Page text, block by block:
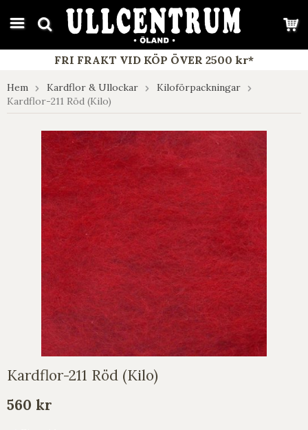
google-site-verification: google7e4b1026db5d9f32.html
FRI FRAKT VID KÖP ÖVER 2500 kr*
Hem Kardflor & Ullockar
Kiloförpackningar
Kardflor-211 Röd (Kilo)
Kardflor-211 Röd (Kilo)
560 kr